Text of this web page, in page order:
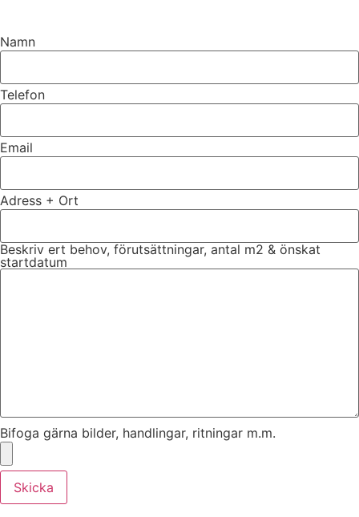
Namn
Telefon
Email
Adress + Ort
Beskriv ert behov, förutsättningar, antal m2 & önskat
startdatum
Bifoga gärna bilder, handlingar, ritningar m.m.
Skicka